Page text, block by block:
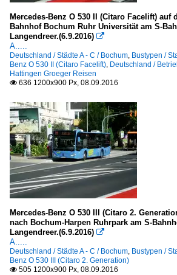
Mercedes-Benz O 530 II (Citaro Facelift) auf
Bahnhof Bochum Ruhr Universität am S-
Langendreer.(6.9.2016) 
A.....
Deutschland / Städte A - C / Bochum, Bustypen /
Benz O 530 II (Citaro Facelift), Deutschland /
Hattingen Groeger Reisen
 636 1200x900 Px, 08.09.2016
Mercedes-Benz O 530 III (Citaro 2.
nach Bochum-Harpen Ruhrpark am S-
Langendreer.(6.9.2016) 
A.....
Deutschland / Städte A - C / Bochum, Bustypen /
Benz O 530 III (Citaro 2. Generation)
 505 1200x900 Px, 08.09.2016